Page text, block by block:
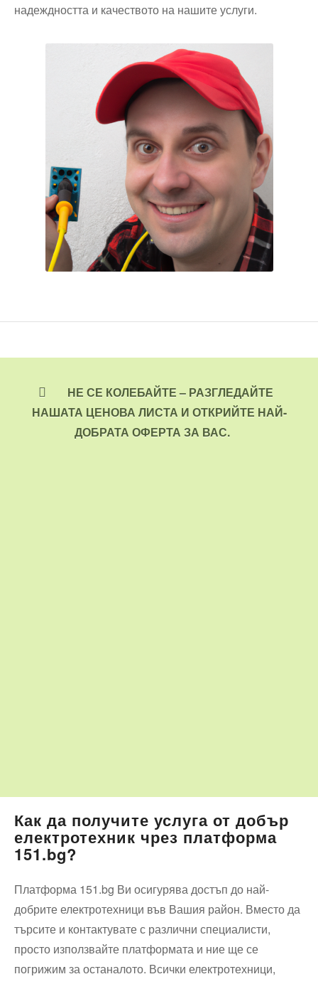
надеждността и качеството на нашите услуги.
НЕ СЕ КОЛЕБАЙТЕ – РАЗГЛЕДАЙТЕ
НАШАТА ЦЕНОВА ЛИСТА И ОТКРИЙТЕ НАЙ-
ДОБРАТА ОФЕРТА ЗА ВАС.
Как да получите услуга от добър
електротехник чрез платформа
151.bg?
Платформа 151.bg Ви осигурява достъп до най-
добрите електротехници във Вашия район. Вместо да
търсите и контактувате с различни специалисти,
просто използвайте платформата и ние ще се
погрижим за останалото. Всички електротехници,